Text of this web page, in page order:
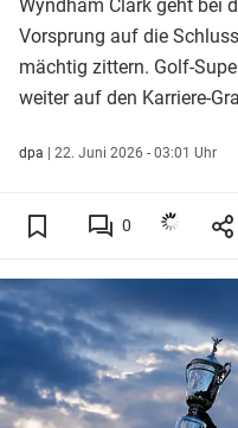
Wyndham Clark geht bei
Vorsprung auf die
mächtig zittern. Golf-
weiter auf den Karriere-
dpa | 22. Juni 2026 - 03:01 Uhr
0